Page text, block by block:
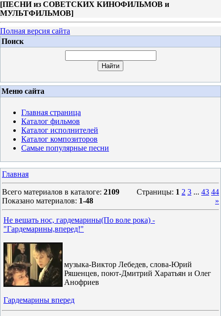
[ПЕСНИ из СОВЕТСКИХ КИНОФИЛЬМОВ и
МУЛЬТФИЛЬМОВ]
Полная версия сайта
Поиск
Меню сайта
Главная страница
Каталог фильмов
Каталог исполнителей
Каталог композиторов
Самые популярные песни
Главная
Всего материалов в каталоге: 2109
Показано материалов: 1-48
Страницы: 1 2 3 ... 43 44
»
Не вешать нос, гардемарины(По воле pока) -
"Гардемарины,вперед!"
музыка-Виктор Лебедев, слова-Юрий
Ряшенцев, поют-Дмитрий Харатьян и Олег
Анофриев
Гардемарины вперед